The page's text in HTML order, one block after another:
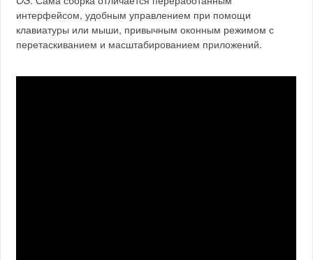
интерфейсом, удобным управлением при помощи
клавиатуры или мыши, привычным оконным режимом с
перетаскиванием и масштабированием приложений.